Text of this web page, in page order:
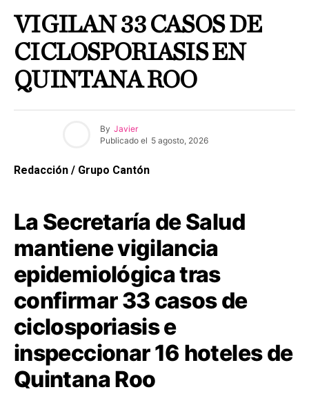
VIGILAN 33 CASOS DE
CICLOSPORIASIS EN
QUINTANA ROO
By Javier
Publicado el 5 agosto, 2026
Redacción / Grupo Cantón
La Secretaría de Salud
mantiene vigilancia
epidemiológica tras
confirmar 33 casos de
ciclosporiasis e
inspeccionar 16 hoteles de
Quintana Roo